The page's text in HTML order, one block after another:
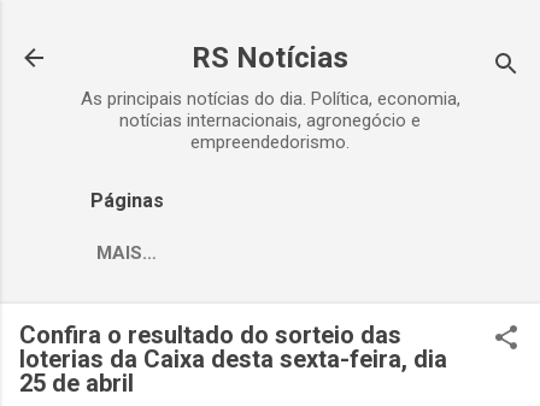
RS Notícias
As principais notícias do dia. Política, economia,
notícias internacionais, agronegócio e
empreendedorismo.
Páginas
MAIS…
Confira o resultado do sorteio das
loterias da Caixa desta sexta-feira, dia
25 de abril